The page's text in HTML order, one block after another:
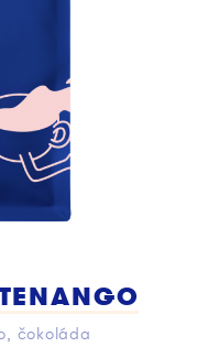
čokoláda